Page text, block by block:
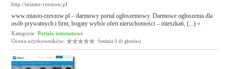
http://miasto-rzeszow.pl
www.miasto-rzeszow.pl – darmowy portal ogłoszeniowy. Darmowe ogłoszenia dla
osób prywatnych i firm, bogaty wybór ofert nieruchomości – mieszkań, (...)»
Kategorie:Portale internetowe
Ocena użytkowników:
Średnia 0 (0 głosów)